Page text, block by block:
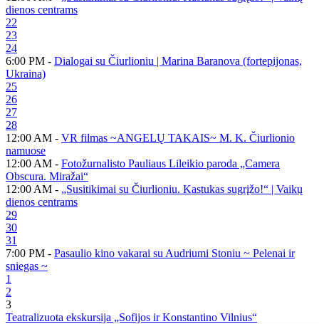
dienos centrams
22
23
24
6:00 PM - Dialogai su Čiurlioniu | Marina Baranova (fortepijonas,
Ukraina)
25
26
27
28
12:00 AM - VR filmas ~ANGELŲ TAKAIS~ M. K. Čiurlionio
namuose
12:00 AM - Fotožurnalisto Pauliaus Lileikio paroda „Camera
Obscura. Miražai“
12:00 AM - „Susitikimai su Čiurlioniu. Kastukas sugrįžo!“ | Vaikų
dienos centrams
29
30
31
7:00 PM - Pasaulio kino vakarai su Audriumi Stoniu ~ Pelenai ir
sniegas ~
1
2
3
Teatralizuota ekskursija „Sofijos ir Konstantino Vilnius“